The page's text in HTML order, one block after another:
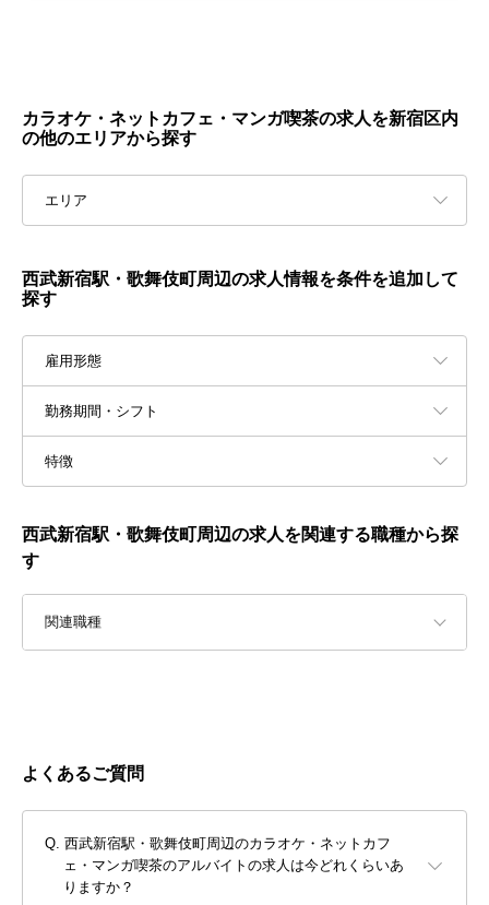
カラオケ・ネットカフェ・マンガ喫茶の求人を新宿区内
の他のエリアから探す
エリア
西武新宿駅・歌舞伎町周辺の求人情報を条件を追加して
探す
雇用形態
勤務期間・シフト
特徴
西武新宿駅・歌舞伎町周辺の求人を関連する職種から探
す
関連職種
よくあるご質問
西武新宿駅・歌舞伎町周辺のカラオケ・ネットカフ
ェ・マンガ喫茶のアルバイトの求人は今どれくらいあ
りますか？